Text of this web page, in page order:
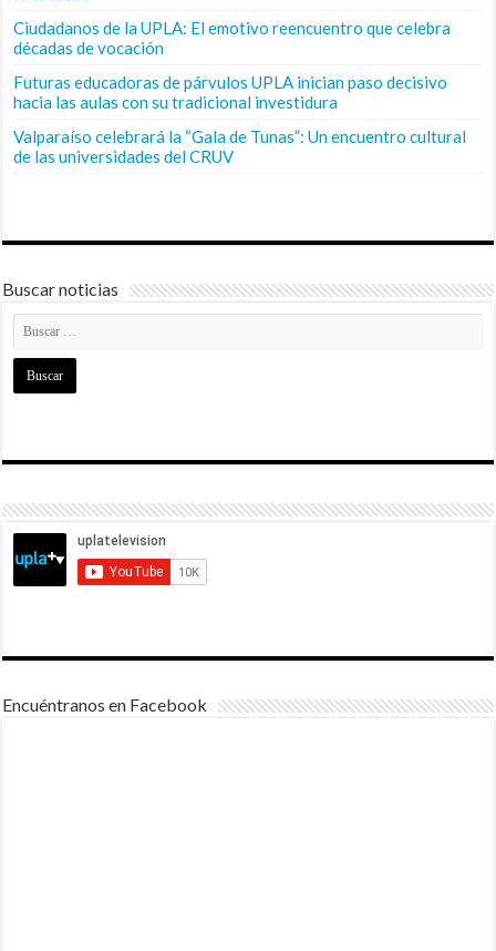
Ciudadanos de la UPLA: El emotivo reencuentro que celebra
décadas de vocación
Futuras educadoras de párvulos UPLA inician paso decisivo
hacia las aulas con su tradicional investidura
Valparaíso celebrará la “Gala de Tunas”: Un encuentro cultural
de las universidades del CRUV
Buscar noticias
Encuéntranos en Facebook